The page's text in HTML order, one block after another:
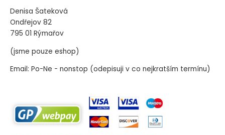
Denisa Šateková
Ondřejov 82
795 01 Rýmařov
(jsme pouze eshop)
Email: Po-Ne - nonstop (odepisuji v co nejkratším termínu)